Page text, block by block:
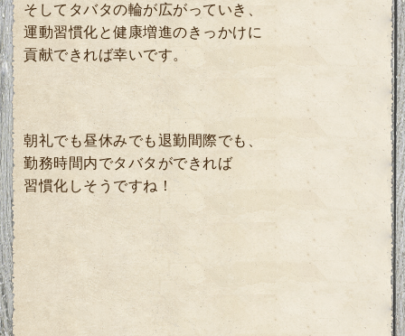
そしてタバタの輪が広がっていき、
運動習慣化と健康増進のきっかけに
貢献できれば幸いです。
朝礼でも昼休みでも退勤間際でも、
勤務時間内でタバタができれば
習慣化しそうですね！